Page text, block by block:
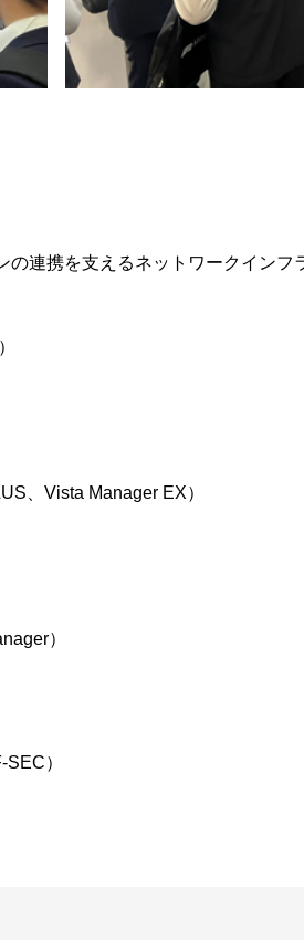
の連携を支えるネットワークインフ
、Vista Manager EX）
）
）